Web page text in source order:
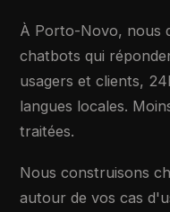
À Porto-Novo, nous
chatbots qui
usagers et clients,
langues locales.
traitées.
Nous construisons
autour de vos cas